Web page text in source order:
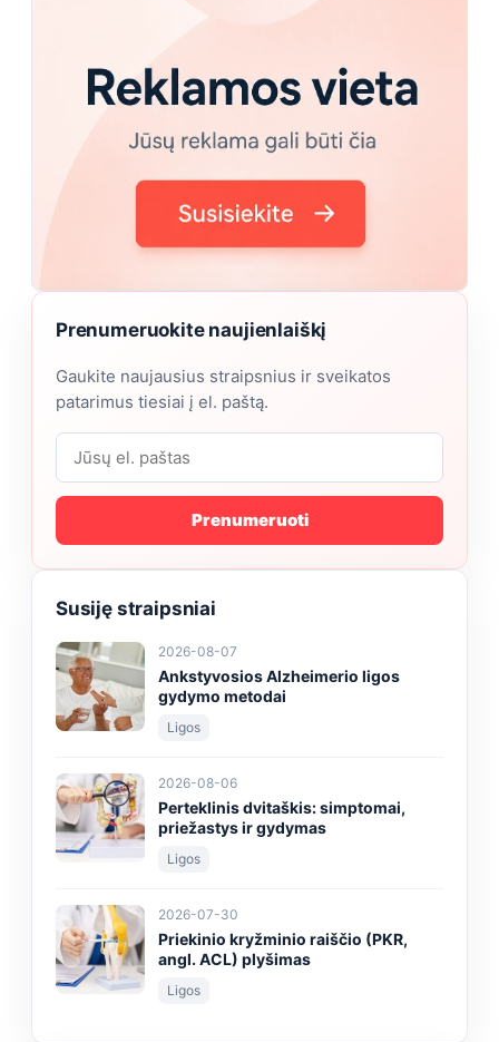
Prenumeruokite naujienlaiškį
Gaukite naujausius straipsnius ir sveikatos
patarimus tiesiai į el. paštą.
Prenumeruoti
Susiję straipsniai
2026-08-07
Ankstyvosios Alzheimerio ligos
gydymo metodai
Ligos
2026-08-06
Perteklinis dvitaškis: simptomai,
priežastys ir gydymas
Ligos
2026-07-30
Priekinio kryžminio raiščio (PKR,
angl. ACL) plyšimas
Ligos